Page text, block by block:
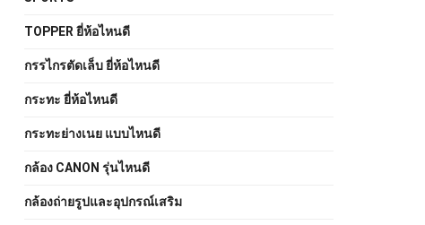
TOPPER ยี่ห้อไหนดี
กรรไกรตัดเล็บ ยี่ห้อไหนดี
กระทะ ยี่ห้อไหนดี
กระทะย่างเนย แบบไหนดี
กล้อง CANON รุ่นไหนดี
กล้องถ่ายรูปและอุปกรณ์เสริม